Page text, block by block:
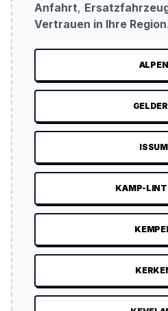
Anfahrt,
Vertrauen in Ihre Region.
ALPEN
ISSUM
KAMP-